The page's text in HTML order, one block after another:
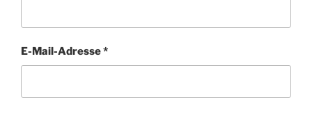
E-Mail-Adresse*